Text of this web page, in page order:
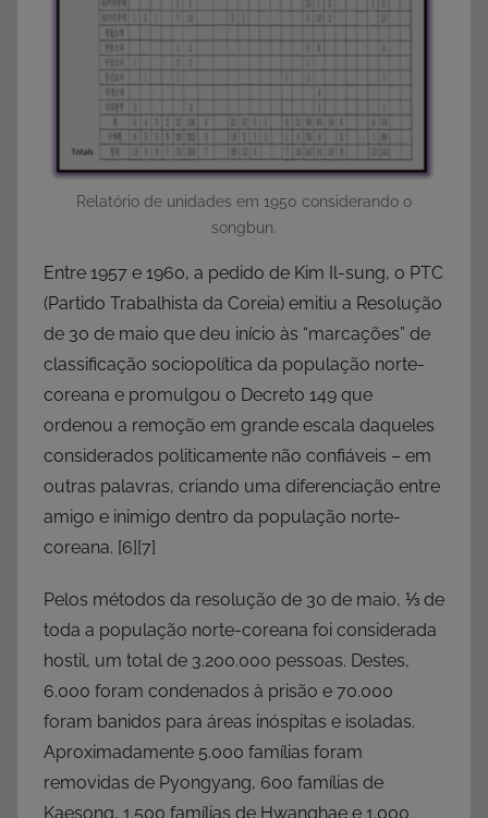
Relatório de unidades em 1950 considerando o
songbun.
Entre 1957 e 1960, a pedido de Kim Il-sung, o PTC
(Partido Trabalhista da Coreia) emitiu a Resolução
de 30 de maio que deu início às “marcações” de
classificação sociopolítica da população norte-
coreana e promulgou o Decreto 149 que
ordenou a remoção em grande escala daqueles
considerados politicamente não confiáveis – em
outras palavras, criando uma diferenciação entre
amigo e inimigo dentro da população norte-
coreana. [6][7]
Pelos métodos da resolução de 30 de maio, ⅓ de
toda a população norte-coreana foi considerada
hostil, um total de 3.200.000 pessoas. Destes,
6.000 foram condenados à prisão e 70.000
foram banidos para áreas inóspitas e isoladas.
Aproximadamente 5.000 famílias foram
removidas de Pyongyang, 600 famílias de
Kaesong, 1.500 famílias de Hwanghae e 1.000